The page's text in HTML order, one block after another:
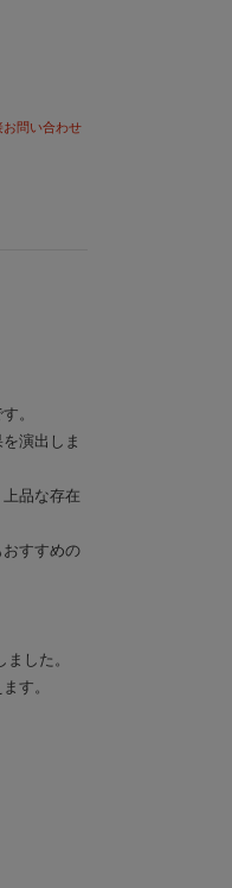
問い合わせ
。
演出しま
品な存在
おすすめの
した。
す。